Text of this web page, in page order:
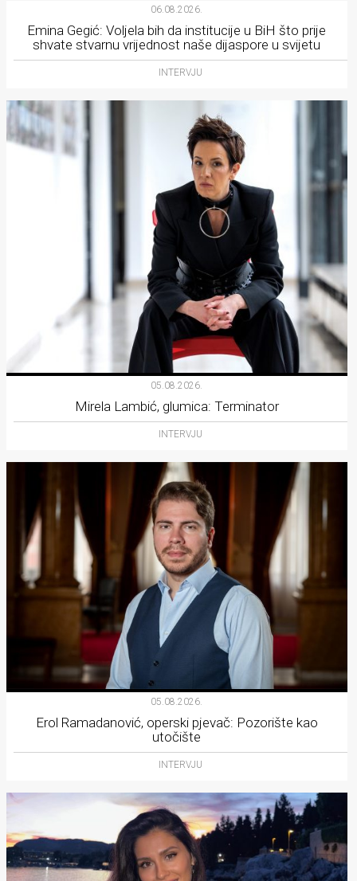
06.08.2026.
Emina Gegić: Voljela bih da institucije u BiH što prije
shvate stvarnu vrijednost naše dijaspore u svijetu
INTERVJU
05.08.2026.
Mirela Lambić, glumica: Terminator
INTERVJU
05.08.2026.
Erol Ramadanović, operski pjevač: Pozorište kao
utočište
INTERVJU